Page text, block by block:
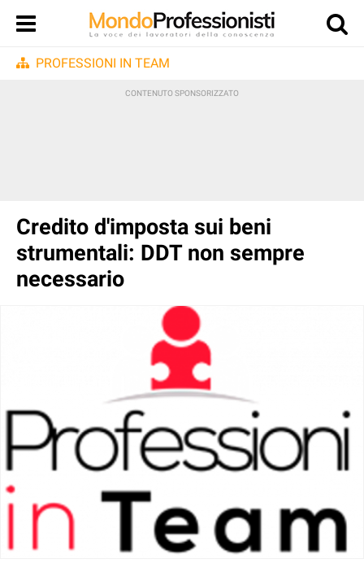
PROFESSIONI IN TEAM
Credito d'imposta sui beni
strumentali: DDT non sempre
necessario